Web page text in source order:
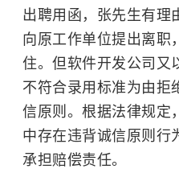
出聘用函，张先生有理
向原工作单位提出离职
住。但软件开发公司又
不符合录用标准为由拒
信原则。根据法律规定
中存在违背诚信原则行
承担赔偿责任。